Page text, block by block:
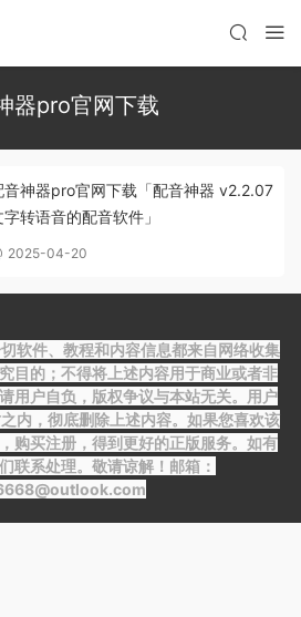
器pro官网下载
音神器pro官网下载「配音神器 v2.2.07
字转语音的配音软件」
2025-04-20
软件、教程和内容信息都来自网络收集
目的；不得将上述内容用于商业或者非
用户自负，版权争议与本站无关。用户
内，彻底删除上述内容。如果您喜欢该
购买注册，得到更好的正版服务。如有
联系处理。敬请谅解！邮箱：